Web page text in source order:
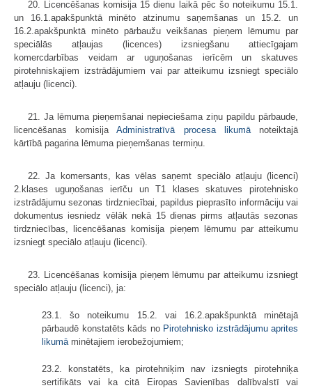
20. Licencēšanas komisija 15 dienu laikā pēc šo noteikumu 15.1.
un 16.1.apakšpunktā minēto atzinumu saņemšanas un 15.2. un
16.2.apakšpunktā minēto pārbaužu veikšanas pieņem lēmumu par
speciālās atļaujas (licences) izsniegšanu attiecīgajam
komercdarbības veidam ar uguņošanas ierīcēm un skatuves
pirotehniskajiem izstrādājumiem vai par atteikumu izsniegt speciālo
atļauju (licenci).
21. Ja lēmuma pieņemšanai nepieciešama ziņu papildu pārbaude,
licencēšanas komisijaAdministratīvā procesa likumānoteiktajā
kārtībā pagarina lēmuma pieņemšanas termiņu.
22. Ja komersants, kas vēlas saņemt speciālo atļauju (licenci)
2.klases uguņošanas ierīču un T1 klases skatuves pirotehnisko
izstrādājumu sezonas tirdzniecībai, papildus pieprasīto informāciju vai
dokumentus iesniedz vēlāk nekā 15 dienas pirms atļautās sezonas
tirdzniecības, licencēšanas komisija pieņem lēmumu par atteikumu
izsniegt speciālo atļauju (licenci).
23. Licencēšanas komisija pieņem lēmumu par atteikumu izsniegt
speciālo atļauju (licenci), ja:
23.1. šo noteikumu 15.2. vai 16.2.apakšpunktā minētajā
pārbaudē konstatēts kāds no Pirotehnisko izstrādājumu aprites
likumā minētajiem ierobežojumiem;
23.2. konstatēts, ka pirotehniķim nav izsniegts pirotehniķa
sertifikāts vai ka citā Eiropas Savienības dalībvalstī vai